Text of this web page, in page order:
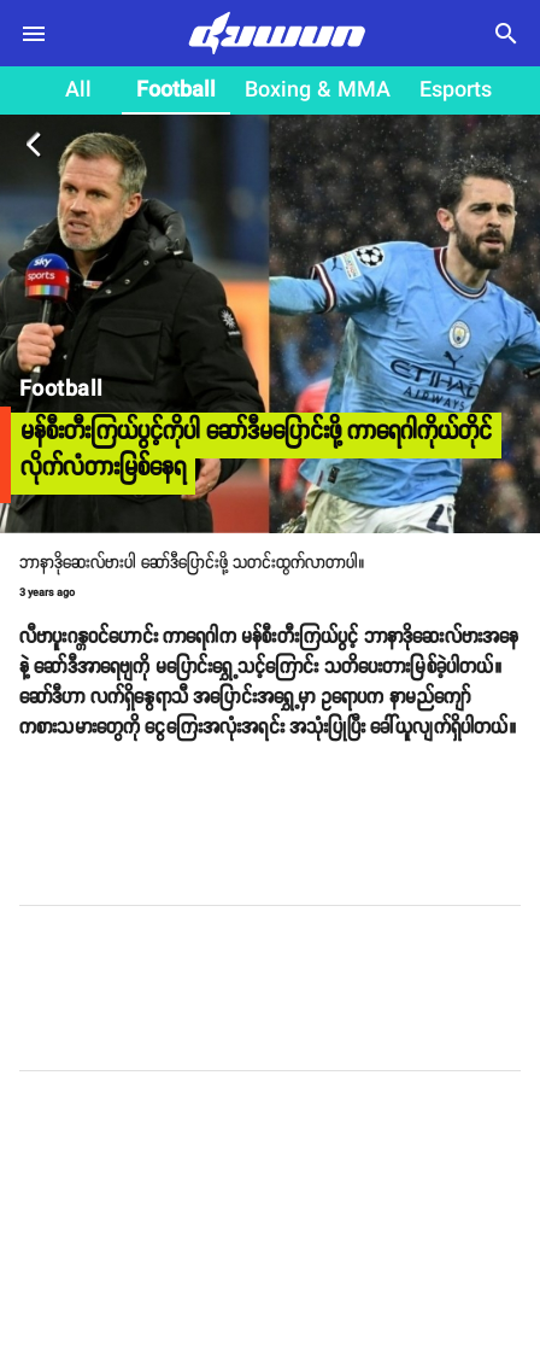
search
All Football Boxing & MMA Esports
arrow_back_ios
Football
မန်စီးတီးကြယ်ပွင့်ကိုပါ ဆော်ဒီမပြောင်းဖို့ ကာရေဂါကိုယ်တိုင်
လိုက်လံတားမြစ်နေရ
ဘာနာဒိုဆေးလ်ဗားပါ ဆော်ဒီပြောင်းဖို့ သတင်းထွက်လာတာပါ။
3 years ago
လီဗာပူးဂန္တဝင်ဟောင်း ကာရေဂါက မန်စီးတီးကြယ်ပွင့် ဘာနာဒိုဆေးလ်ဗားအနေ
နဲ့ ဆော်ဒီအာရေဗျကို မပြောင်းရွှေ့သင့်ကြောင်း သတိပေးတားမြစ်ခဲ့ပါတယ်။
ဆော်ဒီဟာ လက်ရှိနွေရာသီ အပြောင်းအရွှေ့မှာ ဥရောပက နာမည်ကျော်
ကစားသမားတွေကို ငွေကြေးအလုံးအရင်း အသုံးပြုပြီး ခေါ်ယူလျက်ရှိပါတယ်။